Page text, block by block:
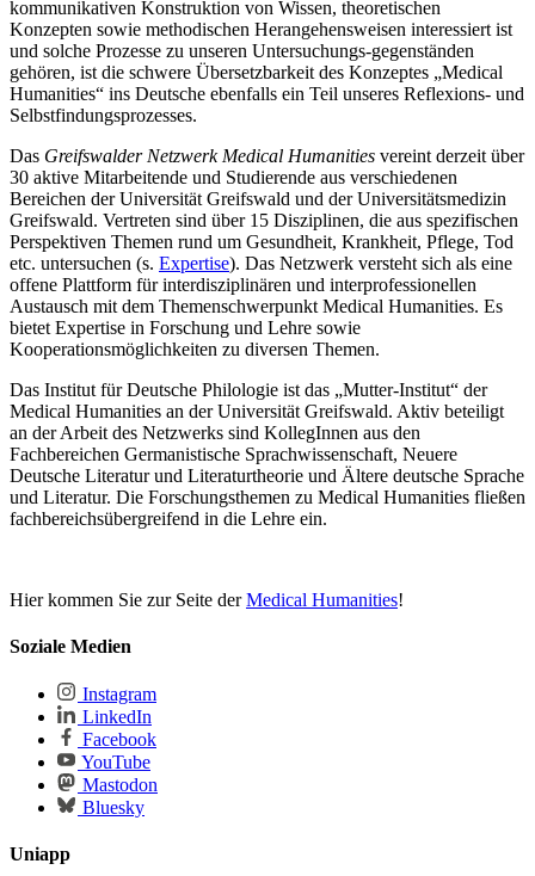
kommunikativen Konstruktion von Wissen, theoretischen
Konzepten sowie methodischen Herangehensweisen interessiert ist
und solche Prozesse zu unseren Untersuchungs-gegenständen
gehören, ist die schwere Übersetzbarkeit des Konzeptes „Medical
Humanities“ ins Deutsche ebenfalls ein Teil unseres Reflexions- und
Selbstfindungsprozesses.
Das Greifswalder Netzwerk Medical Humanities vereint derzeit über
30 aktive Mitarbeitende und Studierende aus verschiedenen
Bereichen der Universität Greifswald und der Universitätsmedizin
Greifswald. Vertreten sind über 15 Disziplinen, die aus spezifischen
Perspektiven Themen rund um Gesundheit, Krankheit, Pflege, Tod
etc. untersuchen (s. Expertise). Das Netzwerk versteht sich als eine
offene Plattform für interdisziplinären und interprofessionellen
Austausch mit dem Themenschwerpunkt Medical Humanities. Es
bietet Expertise in Forschung und Lehre sowie
Kooperationsmöglichkeiten zu diversen Themen.
Das Institut für Deutsche Philologie ist das „Mutter-Institut“ der
Medical Humanities an der Universität Greifswald. Aktiv beteiligt
an der Arbeit des Netzwerks sind KollegInnen aus den
Fachbereichen Germanistische Sprachwissenschaft, Neuere
Deutsche Literatur und Literaturtheorie und Ältere deutsche Sprache
und Literatur. Die Forschungsthemen zu Medical Humanities fließen
fachbereichsübergreifend in die Lehre ein.
Hier kommen Sie zur Seite derMedical Humanities!
Soziale Medien
Instagram
LinkedIn
Facebook
YouTube
Mastodon
Bluesky
Uniapp